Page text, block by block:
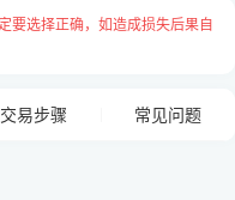
要选择正确，如造成损失后果自
交易步骤 常见问题
”隔开，例：